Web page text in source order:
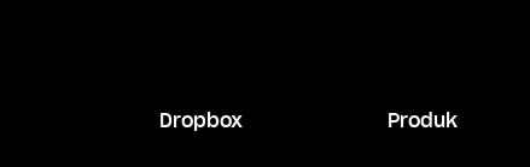
Dropbox Produk